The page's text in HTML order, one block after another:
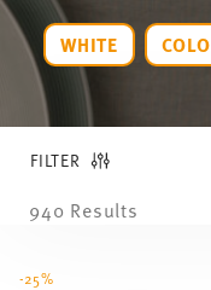
WHITE
FILTER
940 Results
-25%